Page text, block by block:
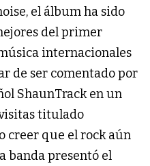
el álbum ha sido
del primer
internacionales
de ser comentado por
ShaunTrack en un
titulado
creer que el rock aún
banda presentó el